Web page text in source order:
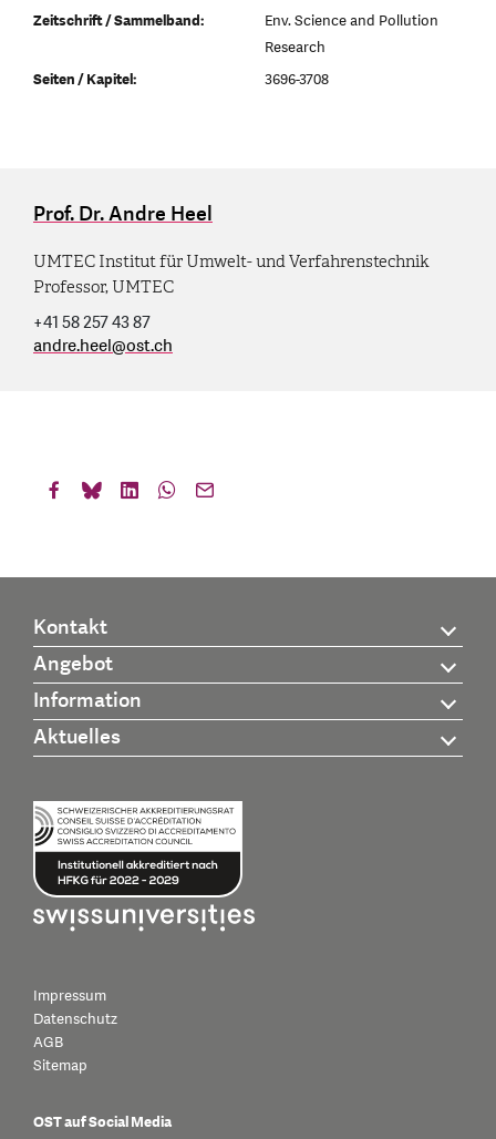
Zeitschrift / Sammelband:
Env. Science and Pollution
Research
Seiten / Kapitel:
3696-3708
Prof. Dr. Andre Heel
UMTEC Institut für Umwelt- und Verfahrenstechnik
Professor, UMTEC
+41 58 257 43 87
andre.heel@ost.ch
Kontakt
Angebot
Information
Aktuelles
Impressum
Datenschutz
AGB
Sitemap
OST auf Social Media